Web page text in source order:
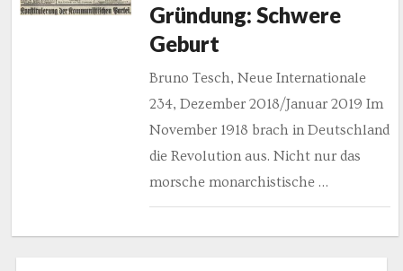
Gründung: Schwere
Geburt
Bruno Tesch, Neue Internationale
234, Dezember 2018/Januar 2019 Im
November 1918 brach in Deutschland
die Revolution aus. Nicht nur das
morsche monarchistische …